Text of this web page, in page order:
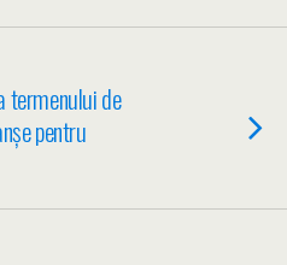
termenului de
pentru